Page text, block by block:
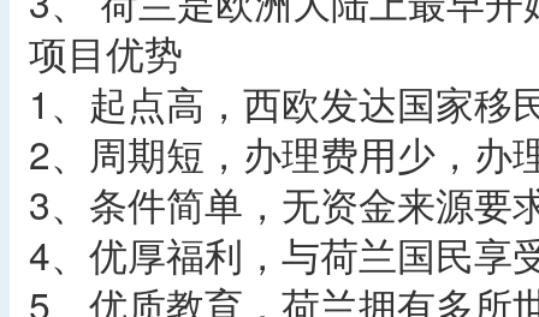
项目优势
1、起点高，西欧发达国家移
2、周期短，办理费用少，办
3、条件简单，无资金来源要
4、优厚福利，与荷兰国民享
5、优质教育，荷兰拥有多所